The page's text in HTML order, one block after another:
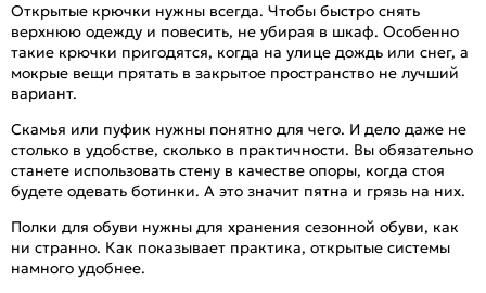
Открытые крючки нужны всегда. Чтобы быстро снять
верхнюю одежду и повесить, не убирая в шкаф. Особенно
такие крючки пригодятся, когда на улице дождь или снег, а
мокрые вещи прятать в закрытое пространство не лучший
вариант.
Скамья или пуфик нужны понятно для чего. И дело даже не
столько в удобстве, сколько в практичности. Вы обязательно
станете использовать стену в качестве опоры, когда стоя
будете одевать ботинки. А это значит пятна и грязь на них.
Полки для обуви нужны для хранения сезонной обуви, как
ни странно. Как показывает практика, открытые системы
намного удобнее.